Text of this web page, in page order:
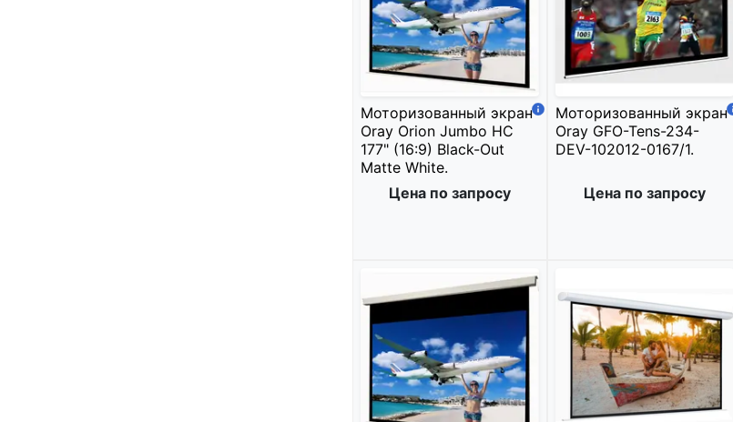
Моторизованный экран
Oray Orion Jumbo HC
177" (16:9) Black-Out
Matte White.
Цена по запросу
Моторизованный экран
Oray GFO-Tens-234-
DEV-102012-0167/1.
Цена по запросу